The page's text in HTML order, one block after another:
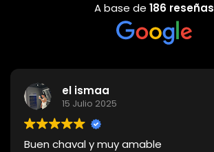
A base de 186 reseñas
el ismaa
15 Julio 2025
Buen chaval y muy amable